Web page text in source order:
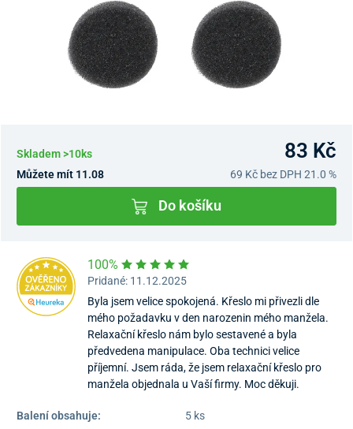
Skladem >10ks 83 Kč
Můžete mít 11.08 69 Kč bez DPH 21.0 %
Do košíku
100%
Pridané: 11.12.2025
Byla jsem velice spokojená. Křeslo mi přivezli dle
mého požadavku v den narozenin mého manžela.
Relaxační křeslo nám bylo sestavené a byla
předvedena manipulace. Oba technici velice
příjemní. Jsem ráda, že jsem relaxační křeslo pro
manžela objednala u Vaší firmy. Moc děkuji.
Balení obsahuje:
5 ks